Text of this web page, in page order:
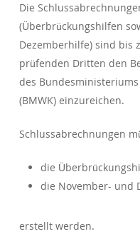
Die
(Überbrückungshilfen
Dezemberhilfe) sind bis
prüfenden Dritten den
des
(BMWK) einzureichen.
Schlussabrechnungen
die
die November- und
erstellt werden.